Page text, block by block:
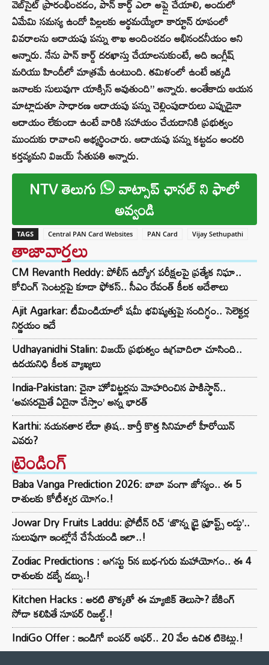
వెబ్‌సైట్ ప్రారంభించడం, పాన్ కార్డ్ ఎలా అప్లై చేయాలి, అందులో
ఏమేమి సమస్య ఉందో పిల్లలకు అర్థమయ్యేలా కార్టూన్ రూపంలో
వివరాలను ఆదాయపు పన్ను శాఖ అందించడం అభినందనీయం అని
అన్నారు. నేను పాన్ కార్డ్ దరఖాస్తు చేయాలనుకుంటే, అది ఇంగ్లీష్
మరియు హిందీలో మాత్రమే ఉంటుంది. తమిళంలో ఉంటే ఇక్కడి
జనాలకు సులువుగా యాక్సిస్ అవుతుంది” అన్నారు. అంతేకాదు ఆయన
మాట్లాడుతూ సాధారణ ఆదాయపు పన్ను చెల్లింపుదారులు ఎప్పుడైనా
ఆదాయం లేకుండా ఉంటే వారికి సహాయం చేయడానికి ప్రభుత్వం
ముందుకు రావాలని అభ్యర్థించారు. ఆదాయపు పన్ను కట్టడం అందరి
కర్తవ్యమని విజయ్ సేతుపతి అన్నారు.
NTV తెలుగు వాట్సాప్ ఛానల్ ని ఫాలో
అవ్వండి
TAGS Central PAN Card Websites PAN Card Vijay Sethupathi
తాజావార్తలు
CM Revanth Reddy: పోలీస్ ఉద్యోగ పరీక్షలపై ప్రత్యేక నిఘా..
కోచింగ్ సెంటర్లపై కూడా ఫోకస్.. సీఎం రేవంత్ కీలక ఆదేశాలు
Ajit Agarkar: టీమిండియాలో షమీ భవిష్యత్తుపై సందిగ్ధం.. సెలెక్టర్ల
నిర్ణయం ఇదే
Udhayanidhi Stalin: విజయ్ ప్రభుత్వం ఉగ్రవాదిలా చూసింది..
ఉదయనిధి కీలక వ్యాఖ్యలు
India-Pakistan: చైనా హోవిట్జర్లను మోహరించిన పాకిస్థాన్..
‘అవసరమైతే ఏదైనా చేస్తాం’ అన్న భారత్
Karthi: నయనతార లేదా త్రిష.. కార్తీ కొత్త సినిమాలో హీరోయిన్
ఎవరు?
ట్రెండింగ్‌
Baba Vanga Prediction 2026: బాబా వంగా జోస్యం.. ఈ 5
రాశులకు కోటీశ్వర యోగం.!
Jowar Dry Fruits Laddu: ప్రోటీన్ రిచ్ ‘జొన్న డ్రై ఫ్రూప్ట్స్ లడ్డు’..
సులువుగా ఇంట్లోనే చేసేయండి ఇలా..!
Zodiac Predictions : ఆగస్టు 5న బుధ-గురు మహాయోగం.. ఈ 4
రాశులకు డబ్బే డబ్బు.!
Kitchen Hacks : అరటి తొక్కతో ఈ మ్యాజిక్ తెలుసా? బేకింగ్
సోడా కలిపితే సూపర్ రిజల్ట్.!
IndiGo Offer : ఇండిగో బంపర్ ఆఫర్.. 20 వేల ఉచిత టికెట్లు.!